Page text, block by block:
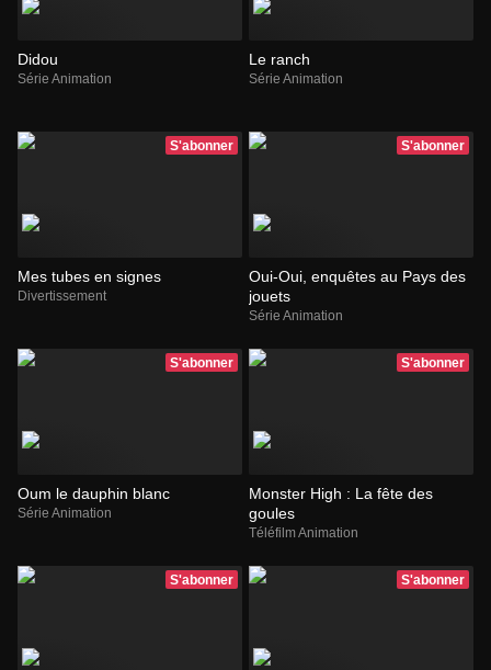
Didou
Série Animation
Le ranch
Série Animation
S'abonner
Mes tubes en signes
Divertissement
S'abonner
Oui-Oui, enquêtes au Pays des
jouets
Série Animation
S'abonner
Oum le dauphin blanc
Série Animation
S'abonner
Monster High : La fête des
goules
Téléfilm Animation
S'abonner S'abonner